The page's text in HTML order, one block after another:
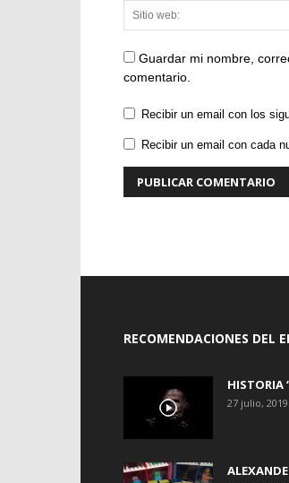
Guardar mi nombre,
comentario.
Recibir un email con los
Recibir un email con cada
RECOMENDACIONES DEL
HISTORIA
27 julio, 2019